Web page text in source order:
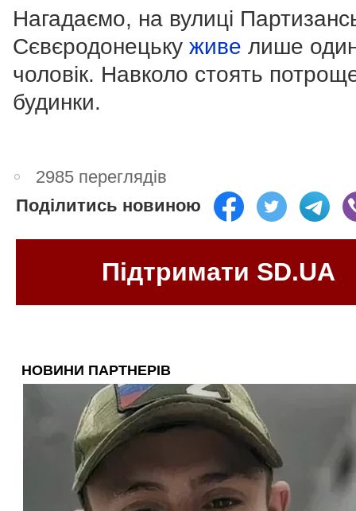
Нагадаємо, на вулиці
Сєвєродонецьку живе лише
чоловік. Навколо стоять
будинки.
2985 переглядів
Поділитись новиною
Підтримати SD.UA